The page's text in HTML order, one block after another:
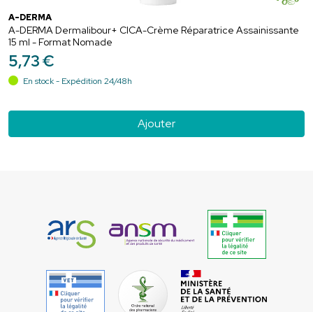
A-DERMA
A-DERMA Dermalibour+ CICA-Crème Réparatrice Assainissante
15 ml - Format Nomade
5,73€
En stock - Expédition 24/48h
Ajouter